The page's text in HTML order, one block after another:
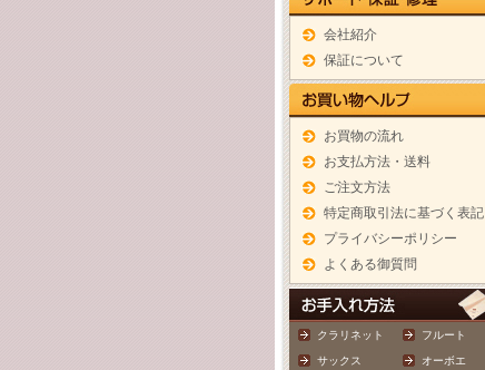
会社紹介
保証について
お買物の流れ
お支払方法・送料
ご注文方法
特定商取引法に基づく表記
プライバシーポリシー
よくある御質問
クラリネット フルート
サックス オーボエ